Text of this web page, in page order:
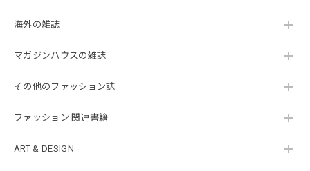
海外の雑誌
マガジンハウスの雑誌
その他のファッション誌
ファッション 関連書籍
ART & DESIGN